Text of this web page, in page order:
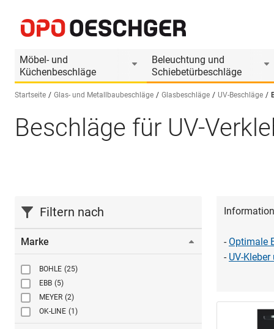
Möbel- und
Küchenbeschläge
Beleuchtung und
Schiebetürbeschläge
Sprache wählen (DE)
Startseite Glas- und Metallbaubeschläge Glasbeschläge UV-Beschläge
Beschläge für UV-
Filtern nach
Marke
BOHLE (25)
EBB (5)
MEYER (2)
OK-LINE (1)
- Optimale
- UV-